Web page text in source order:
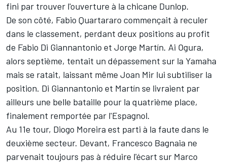
fini par trouver l'ouverture à la chicane Dunlop.
De son côté, Fabio Quartararo commençait à reculer
dans le classement, perdant deux positions au profit
de Fabio Di Giannantonio et Jorge Martín. Ai Ogura,
alors septième, tentait un dépassement sur la Yamaha
mais se ratait, laissant même Joan Mir lui subtiliser la
position. Di Giannantonio et Martín se livraient par
ailleurs une belle bataille pour la quatrième place,
finalement remportée par l'Espagnol.
Au 11e tour, Diogo Moreira est parti à la faute dans le
deuxième secteur. Devant, Francesco Bagnaia ne
parvenait toujours pas à réduire l'écart sur Marco